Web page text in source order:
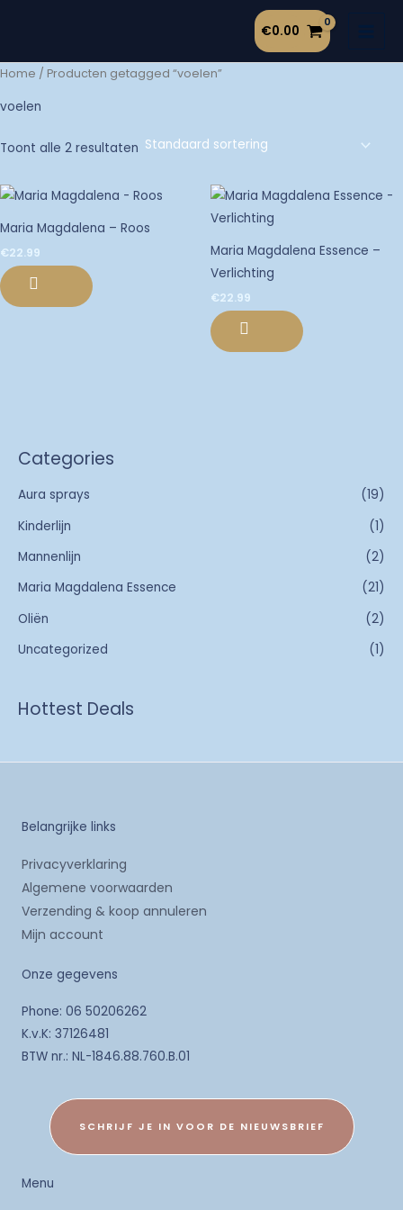
inhoud
€0.00
Categories
Aura sprays
(19)
Kinderlijn
(1)
Mannenlijn
(2)
Maria Magdalena Essence
(21)
Oliën
(2)
Uncategorized
(1)
Hottest Deals
Home / Producten getagged “voelen”
voelen
Toont alle 2 resultaten
Maria Magdalena – Roos
€22.99
Maria Magdalena Essence –
Verlichting
€22.99
Menu
Onze gegevens
Phone: 06 50206262
K.v.K: 37126481
BTW nr.: NL-1846.88.760.B.01
SCHRIJF JE IN VOOR DE NIEUWSBRIEF
Belangrijke links
Privacyverklaring
Algemene voorwaarden
Verzending & koop annuleren
Mijn account